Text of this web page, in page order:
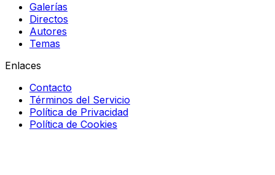
Galerías
Directos
Autores
Temas
Enlaces
Contacto
Términos del Servicio
Política de Privacidad
Política de Cookies